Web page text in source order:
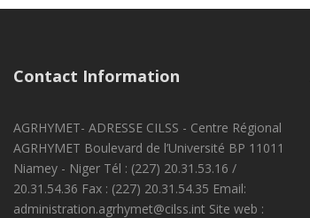
Contact Information
AGRHYMET- ADRESSE CILSS - Centre Régional
AGRHYMET Boulevard de l’Université BP 11011
Niamey - Niger Tél : (227) 20.31.53.16 /
20.31.54.36 Fax : (227) 20.31.54.35 Email:
administration.agrhymet@cilss.int Site web :